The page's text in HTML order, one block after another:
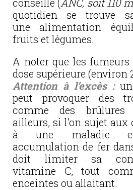
quotidien se trouve
une alimentation
fruits et légumes.
A noter que les fumeurs
dose supérieure (environ
Attention à l’excès :
peut provoquer des
comme des brûlures
ailleurs, si l’on sujet
à une maladie
accumulation de fer
doit limiter sa
vitamine C, tout
enceintes ou allaitant.